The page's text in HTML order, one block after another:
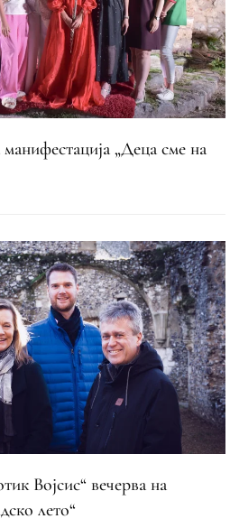
„Деца сме на
Војсис“ вечерва на
лето“